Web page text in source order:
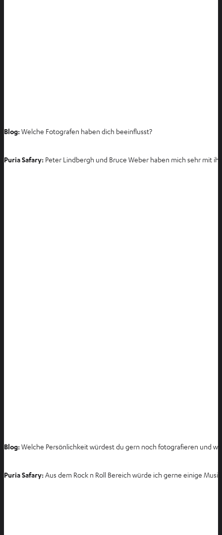
Blog:Welche Fotografen haben dich beeinflusst?
Puria Safary: Peter Lindbergh und Bruce Weber haben mich sehr mit
Blog:Welche Persönlichkeit würdest du gern noch fotografieren und
Puria Safary:Aus dem Rock n Roll Bereich würde ich gerne einige